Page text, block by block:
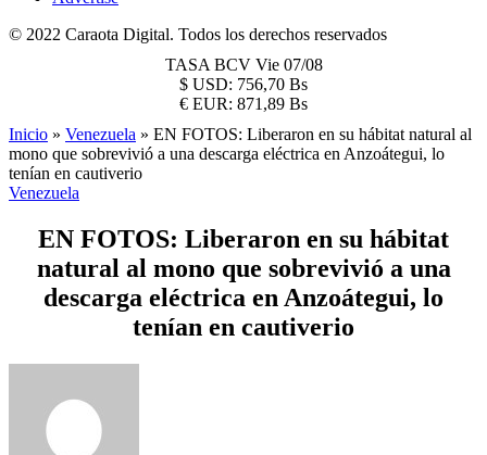
© 2022 Caraota Digital. Todos los derechos reservados
TASA BCV Vie 07/08
$ USD: 756,70 Bs
€ EUR: 871,89 Bs
Inicio » Venezuela » EN FOTOS: Liberaron en su hábitat natural al
mono que sobrevivió a una descarga eléctrica en Anzoátegui, lo
tenían en cautiverio
Venezuela
EN FOTOS: Liberaron en su hábitat
natural al mono que sobrevivió a una
descarga eléctrica en Anzoátegui, lo
tenían en cautiverio